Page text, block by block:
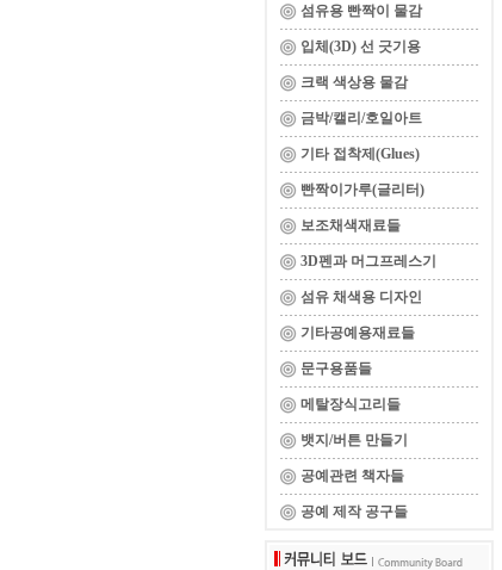
섬유용 빤짝이 물감
입체(3D) 선 긋기용
크랙 색상용 물감
금박/캘리/호일아트
기타 접착제(Glues)
빤짝이가루(글리터)
보조채색재료들
3D펜과 머그프레스기
섬유 채색용 디자인
기타공예용재료들
문구용품들
메탈장식고리들
뱃지/버튼 만들기
공예관련 책자들
공예 제작 공구들